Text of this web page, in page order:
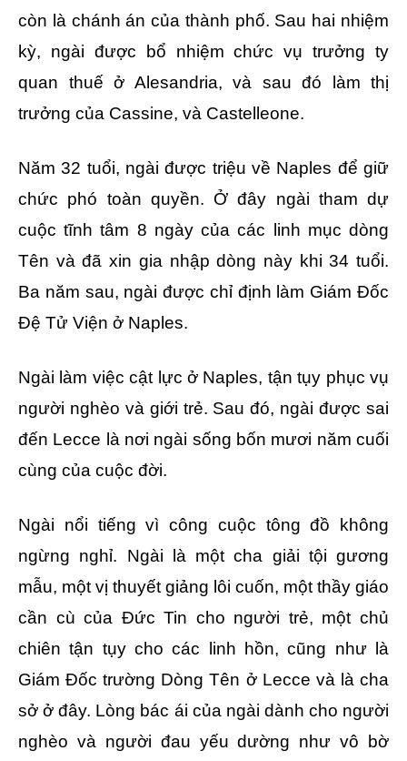
còn là chánh án của thành phố. Sau hai nhiệm
kỳ, ngài được bổ nhiệm chức vụ trưởng ty
quan thuế ở Alesandria, và sau đó làm thị
trưởng của Cassine, và Castelleone.
Năm 32 tuổi, ngài được triệu về Naples để giữ
chức phó toàn quyền. Ở đây ngài tham dự
cuộc tĩnh tâm 8 ngày của các linh mục dòng
Tên và đã xin gia nhập dòng này khi 34 tuổi.
Ba năm sau, ngài được chỉ định làm Giám Ðốc
Ðệ Tử Viện ở Naples.
Ngài làm việc cật lực ở Naples, tận tụy phục vụ
người nghèo và giới trẻ. Sau đó, ngài được sai
đến Lecce là nơi ngài sống bốn mươi năm cuối
cùng của cuộc đời.
Ngài nổi tiếng vì công cuộc tông đồ không
ngừng nghỉ. Ngài là một cha giải tội gương
mẫu, một vị thuyết giảng lôi cuốn, một thầy giáo
cần cù của Ðức Tin cho người trẻ, một chủ
chiên tận tụy cho các linh hồn, cũng như là
Giám Ðốc trường Dòng Tên ở Lecce và là cha
sở ở đây. Lòng bác ái của ngài dành cho người
nghèo và người đau yếu dường như vô bờ